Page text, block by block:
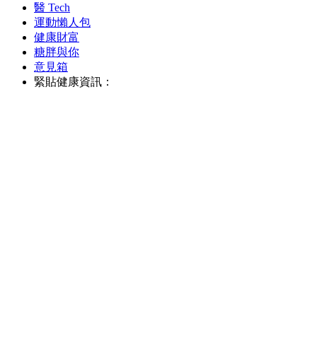
醫 Tech
運動懶人包
健康財富
糖胖與你
意見箱
緊貼健康資訊：